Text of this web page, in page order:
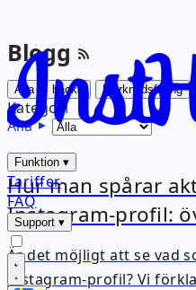
Funktion ▾
Tariffer
FAQ
Support ▾
Blogg
Alla hacka Marknadsföring
Kategori
Alla
Hur man spårar
Instagram-profil:
Är det möjligt att se vad
Instagram-profil? Vi